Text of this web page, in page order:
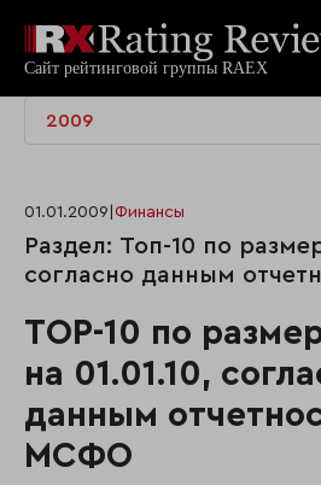
2009
01.01.2009 Финансы
Раздел: Топ-10 по
согласно данным
ТОР-10 по
на 01.01.10,
данным
МСФО